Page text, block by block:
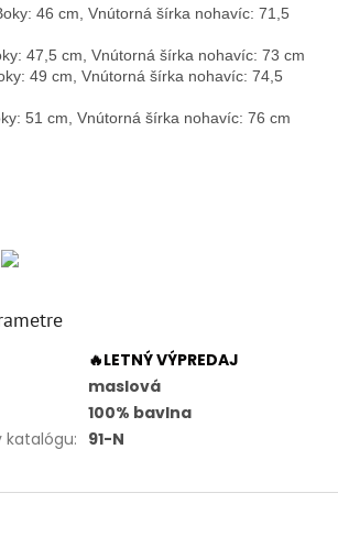
46 cm, Vnútorná šírka nohavíc: 71,5
47,5 cm, Vnútorná šírka nohavíc: 73 cm
49 cm, Vnútorná šírka nohavíc: 74,5
51 cm, Vnútorná šírka nohavíc: 76 cm
🔥LETNÝ VÝPREDAJ
maslová
100% bavlna
katalógu: 91-N